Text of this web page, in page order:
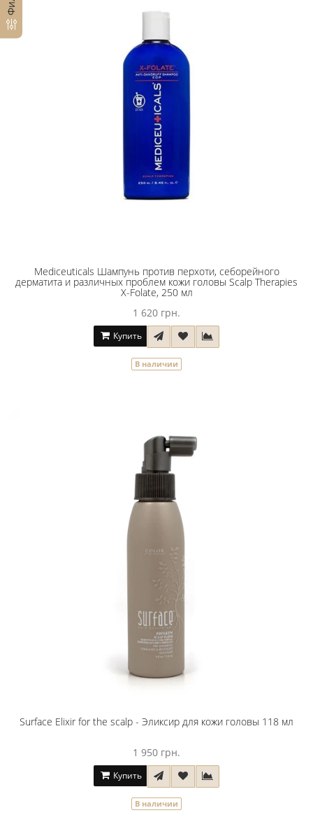
Mediceuticals Шампунь против перхоти, себорейного
дерматита и различных проблем кожи головы Scalp Therapies
X-Folate, 250 мл
1 620 грн.
Купить
В наличии
Surface Elixir for the scalp - Эликсир для кожи головы 118 мл
1 950 грн.
Купить
В наличии